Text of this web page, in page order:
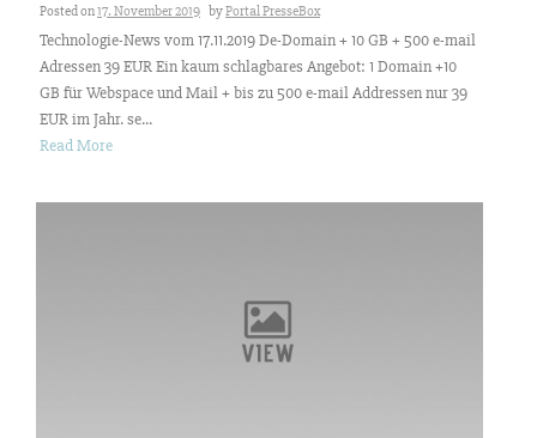
Posted on17. November 2019 byPortal PresseBox
Technologie-News vom 17.11.2019 De-Domain + 10 GB + 500 e-mail
Adressen 39 EUR Ein kaum schlagbares Angebot: 1 Domain +10
GB für Webspace und Mail + bis zu 500 e-mail Addressen nur 39
EUR im Jahr. se...
Read More